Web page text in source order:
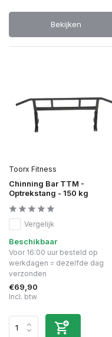
Bekijken
Toorx Fitness
Chinning Bar TTM -
Optrekstang - 150 kg
Vergelijk
Beschikbaar
Voor 16:00 uur besteld op
werkdagen = dezelfde dag
verzonden
€69,90
Incl. btw